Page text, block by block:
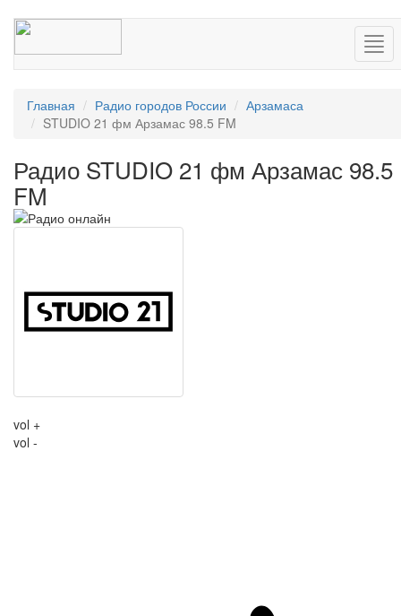
Главная Радио городов России
Арзамаса
STUDIO 21 фм Арзамас 98.5 FM
Радио STUDIO 21 фм Арзамас 98.5
FM
vol +
vol -